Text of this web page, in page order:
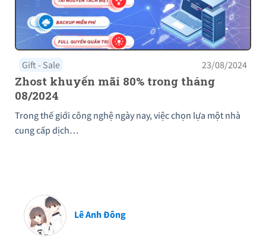
Gift - Sale 23/08/2024
Zhost khuyến mãi 80% trong tháng
08/2024
Trong thế giới công nghệ ngày nay, việc chọn lựa một nhà
cung cấp dịch…
Lê Anh Đông